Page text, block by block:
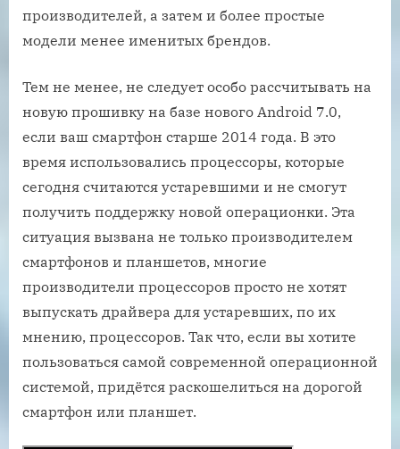
производителей, а затем и более простые
модели менее именитых брендов.
Тем не менее, не следует особо рассчитывать на
новую прошивку на базе нового Android 7.0,
если ваш смартфон старше 2014 года. В это
время использовались процессоры, которые
сегодня считаются устаревшими и не смогут
получить поддержку новой операционки. Эта
ситуация вызвана не только производителем
смартфонов и планшетов, многие
производители процессоров просто не хотят
выпускать драйвера для устаревших, по их
мнению, процессоров. Так что, если вы хотите
пользоваться самой современной операционной
системой, придётся раскошелиться на дорогой
смартфон или планшет.